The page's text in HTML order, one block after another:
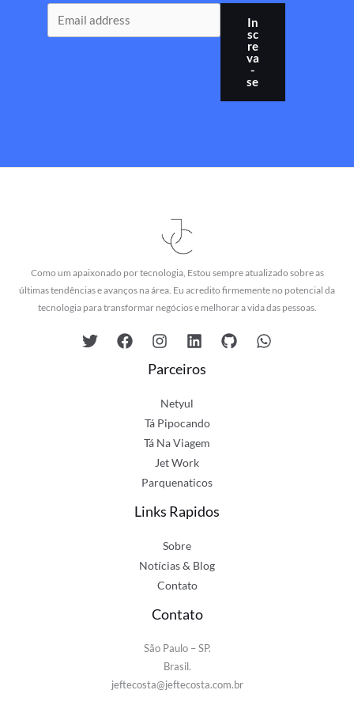
In
sc
re
va
-
se
Como um apaixonado por tecnologia, Estou sempre atualizado sobre as
últimas tendências e avanços na área. Eu acredito firmemente no potencial da
tecnologia para transformar negócios e melhorar a vida das pessoas.
Parceiros
Netyul
Tá Pipocando
Tá Na Viagem
Jet Work
Parquenaticos
Links Rapidos
Sobre
Notícias & Blog
Contato
Contato
São Paulo – SP.
Brasil.
jeftecosta@jeftecosta.com.br